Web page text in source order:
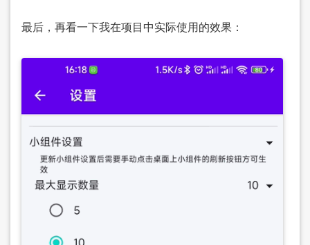
最后，再看一下我在项目中实际使用的效果：